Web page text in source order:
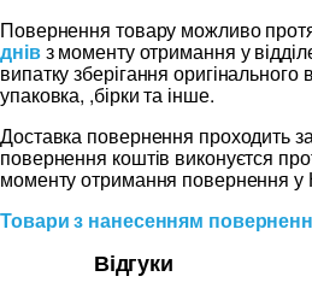
Повернення товару можливо
днівз моменту отримання у
випатку зберігання
упаковка, ,бірки та інше.
Доставка повернення проходить
повернення коштів виконуєтся
моменту отримання повернення у
Товари з нанесенням
Відгуки